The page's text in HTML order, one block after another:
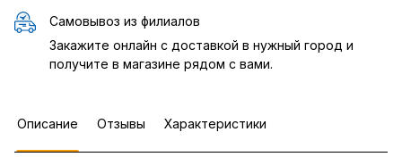
Самовывоз из филиалов
Закажите онлайн с доставкой в нужный город и
получите в магазине рядом с вами.
Описание Отзывы Характеристики